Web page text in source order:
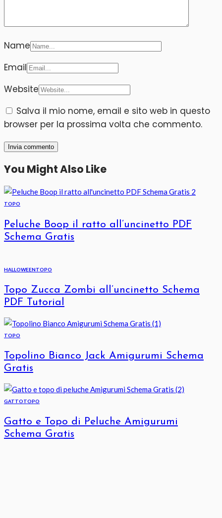
Name
Email
Website
Salva il mio nome, email e sito web in questo
browser per la prossima volta che commento.
You Might Also Like
TOPO
Peluche Boop il ratto all’uncinetto PDF
Schema Gratis
HALLOWEENTOPO
Topo Zucca Zombi all’uncinetto Schema
PDF Tutorial
TOPO
Topolino Bianco Jack Amigurumi Schema
Gratis
GATTOTOPO
Gatto e Topo di Peluche Amigurumi
Schema Gratis